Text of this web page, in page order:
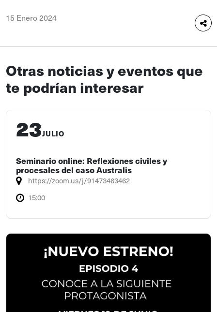
15 Enero 2024
Otras noticias y eventos que
te podrían interesar
23JULIO
Seminario online: Reflexiones civiles y
procesales del caso Australis
https://zoom.us/j/91473463462
15:00